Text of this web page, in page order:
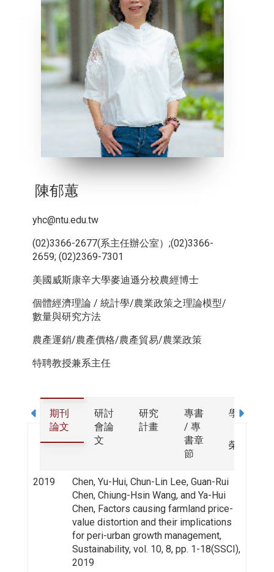
陳郁蕙
yhc@ntu.edu.tw
(02)3366-2677(系主任辦公室）;(02)3366-
2659; (02)2369-7301
美國威斯康辛大學麥迪遜分校農經博士
個體經濟理論 / 統計學/農業政策之理論模型/
數量與研究方法
農產運銷/農產價格/農產貿易/農業政策
特聘教授兼系主任
期刊
論文
研討
會論
文
研究
計畫
專書
/ 專
書章
節
學歷
榮譽
2019
Chen, Yu-Hui, Chun-Lin Lee, Guan-Rui
Chen, Chiung-Hsin Wang, and Ya-Hui
Chen, Factors causing farmland price-
value distortion and their implications
for peri-urban growth management,
Sustainability, vol. 10, 8, pp. 1-18(SSCI),
2019